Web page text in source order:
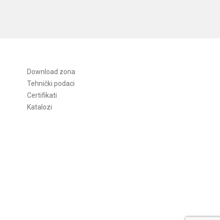
Download zona
Tehnički podaci
Certifikati
Katalozi